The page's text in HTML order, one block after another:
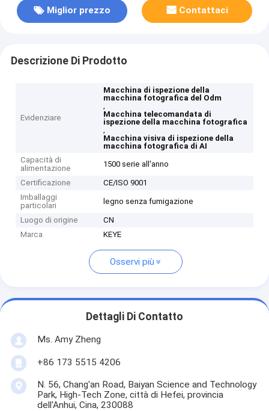
Miglior prezzo Contattaci
Descrizione Di Prodotto
Evidenziare
Macchina di ispezione della
macchina fotografica del Odm
,
Macchina telecomandata di
ispezione della macchina fotografica
,
Macchina visiva di ispezione della
macchina fotografica di AI
Capacità di
alimentazione
1500 serie all'anno
Certificazione
CE/ISO 9001
Imballaggi
particolari
legno senza fumigazione
Luogo di origine
CN
Marca
KEYE
Osservi più
Dettagli Di Contatto
Ms. Amy Zheng
+86 173 5515 4206
N. 56, Chang'an Road, Baiyan Science and Technology
Park, High-Tech Zone, città di Hefei, provincia
dell'Anhui, Cina, 230088